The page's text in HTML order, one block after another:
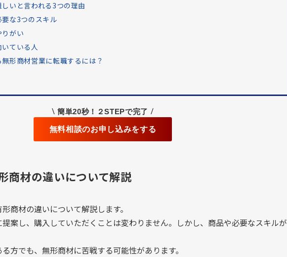
いと言われる3つの理由
な3つのスキル
がい
ている人
形商材営業に転職するには？
\ 簡単20秒！２STEPで完了 /
無料相談のお申し込みをする
商材の違いについて解説
商材の違いについて解説します。
案し、購入していただくことは変わりません。しかし、商品や必要なスキルが
方でも、無形商材に苦戦する可能性があります。